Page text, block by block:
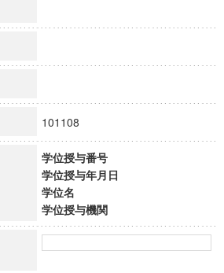
101108
学位授与番号
学位授与年月日
学位名
学位授与機関